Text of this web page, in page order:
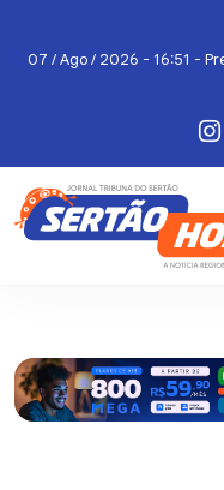
07 / Ago / 2026 - 16:51 -